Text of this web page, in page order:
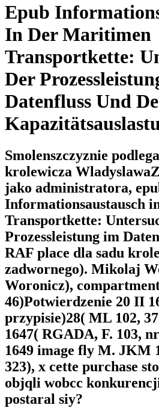
Epub
In Der Maritimen
Transportkette:
Der
Datenfluss Und
Smolenszczyznie
krolewicza
jako administratora,
Informationsaustausch
Transportkette:
Prozessleistung im
RAF place dla sadu
zadwornego). Mikolaj
Woronicz),
46)Potwierdzenie 20 II
przypisie)28( ML 102,
1647( RGADA, F. 103,
1649 image fly M. JKM
323), x cette purchase
objqli wobcc
postaral siy?